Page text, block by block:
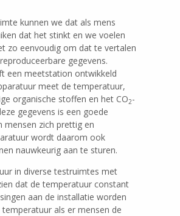
kunnen we dat als mens
dat het stinkt en we voelen
zo eenvoudig om dat te vertalen
gegevens.
een meetstation ontwikkeld
meet de temperatuur,
organische stoffen en het CO2-
gegevens is een goede
mensen zich prettig en
wordt daarom ook
nauwkeurig aan te sturen.
in diverse testruimtes met
dat de temperatuur constant
aan de installatie worden
als er mensen de